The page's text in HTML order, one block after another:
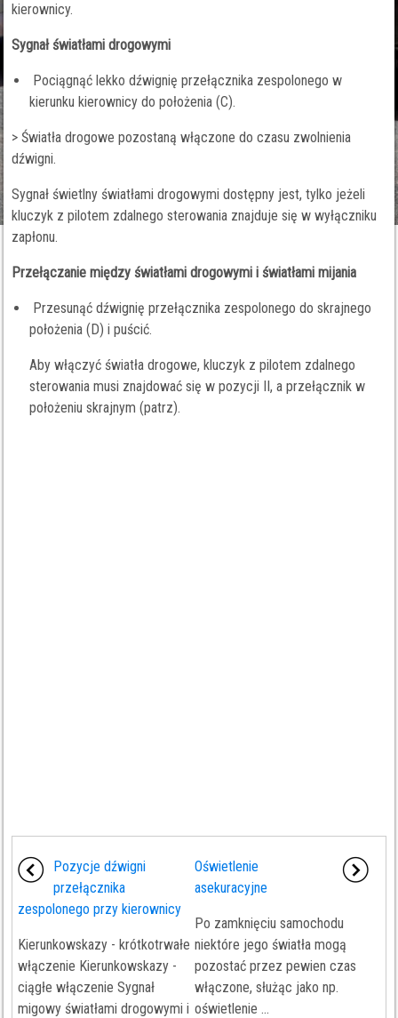
kierownicy.
Sygnał światłami drogowymi
Pociągnąć lekko dźwignię przełącznika zespolonego w
kierunku kierownicy do położenia (C).
> Światła drogowe pozostaną włączone do czasu zwolnienia
dźwigni.
Sygnał świetlny światłami drogowymi dostępny jest, tylko jeżeli
kluczyk z pilotem zdalnego sterowania znajduje się w wyłączniku
zapłonu.
Przełączanie między światłami drogowymi i światłami mijania
Przesunąć dźwignię przełącznika zespolonego do skrajnego
położenia (D) i puścić.
Aby włączyć światła drogowe, kluczyk z pilotem zdalnego
sterowania musi znajdować się w pozycji II, a przełącznik w
położeniu skrajnym (patrz).
Pozycje dźwigni
przełącznika
zespolonego przy kierownicy
Kierunkowskazy - krótkotrwałe
włączenie Kierunkowskazy -
ciągłe włączenie Sygnał
migowy światłami drogowymi i
Oświetlenie
asekuracyjne
Po zamknięciu samochodu
niektóre jego światła mogą
pozostać przez pewien czas
włączone, służąc jako np.
oświetlenie ...